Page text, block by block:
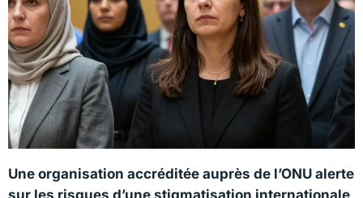
Une organisation accréditée auprès de l’ONU alerte
sur les risques d’une stigmatisation internationale